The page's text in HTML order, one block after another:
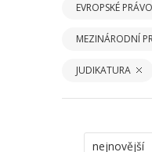
EVROPSKÉ PRÁVO
MEZINÁRODNÍ
JUDIKATURA
nejnovější